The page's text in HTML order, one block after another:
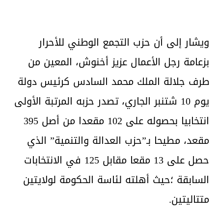
ويشار إلى أن حزب التجمع الوطني للأحرار
بزعامة رجل الأعمال عزيز أخنوش، المعين من
طرف جلالة الملك محمد السادس كرئيس دولة
يوم 10 شتنبر الجاري، تصدر حزبه المرتبة الأولى
انتخابيا بحصوله على 102 مقعدا من أصل 395
مقعد، مطيحا بـ”حزب العدالة والتنمية” الذي
حصل على 13 مقعا مقابل 125 في الانتخابات
السابقة ؛حيث أهلته لئاسة الحكومة لولايتين
متتاليتين.